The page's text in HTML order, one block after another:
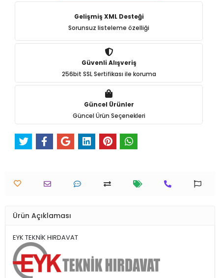
Gelişmiş XML Desteği
Sorunsuz listeleme özelliği
Güvenli Alışveriş
256bit SSL Sertifikası ile koruma
Güncel Ürünler
Güncel Ürün Seçenekleri
Ürün Açıklaması
EYK TEKNİK HIRDAVAT